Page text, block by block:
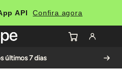
API Confira agora
últimos 7 dias